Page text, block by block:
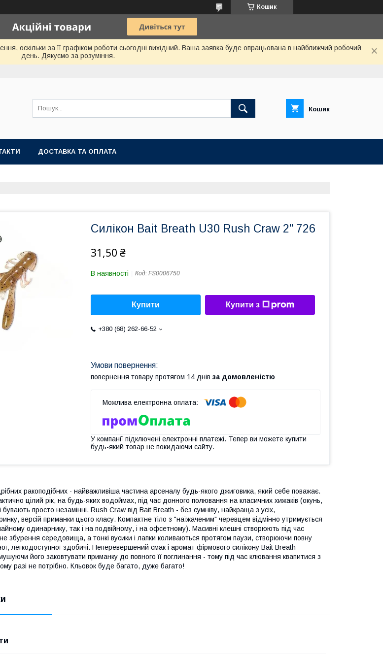
Кошик
оскільки за її графіком роботи сьогодні вихідний. Ваша заявка буде опрацьована в найближчий робочий
день. Дякуємо за розуміння.
Кошик
ДОСТАВКА ТА ОПЛАТА
Силікон Bait Breath U30 Rush Craw 2" 726
31,50 ₴
В наявності Код: FS0006750
Купити Купити з
+380 (68) 262-66-52
повернення товару протягом 14 днів за домовленістю
У компанії підключені електронні платежі. Тепер ви можете купити
будь-який товар не покидаючи сайту.
ракоподібних - найважливіша частина арсеналу будь-якого джиговика, який себе поважає.
цілий рік, на будь-яких водоймах, під час донного полювання на класичних хижаків (окунь,
бувають просто незамінні. Rush Craw від Bait Breath - без сумніву, найкраща з усіх,
версій приманки цього класу. Компактне тіло з "наїжаченим" черевцем відмінно утримується
одинарнику, так і на подвійному, і на офсетному). Масивні клешні створюють під час
збурення середовища, а тонкі вусики і лапки коливаються протягом паузи, створюючи повну
легкодоступної здобичі. Неперевершений смак і аромат фірмового силікону Bait Breath
його заковтувати приманку до повного її поглинання - тому під час клювання квапитися з
разі не потрібно. Кльовок буде багато, дуже багато!